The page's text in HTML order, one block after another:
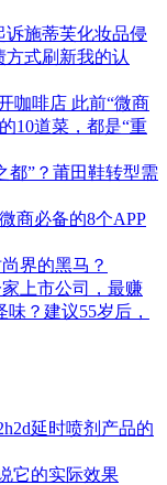
诉施蒂芙化妆品侵
方式刷新我的认
咖啡店 此前“微商
10道菜，都是“重
都”？莆田鞋转型需
商必备的8个APP
界的黑马？
上市公司，最赚
？建议55岁后，
延时喷剂产品的
它的实际效果